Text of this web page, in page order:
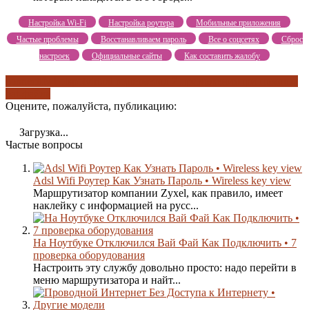
Настройка Wi-Fi Настройка роутера
Мобильные приложения
Частые проблемы
Восстанавливаем пароль Все о соцсетях
Сброс
настроек
Официальные сайты Как составить жалобу
Оцените, пожалуйста, публикацию:
Загрузка...
Частые вопросы
Adsl Wifi Роутер Как Узнать Пароль • Wireless key view
Маршрутизатор компании Zyxel, как правило, имеет
наклейку с информацией на русс...
На Ноутбуке Отключился Вай Фай Как Подключить • 7
проверка оборудования
Настроить эту службу довольно просто: надо перейти в
меню маршрутизатора и найт...